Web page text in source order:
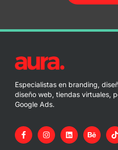
Especialistas en branding,
diseño web, tiendas virtuales,
Google Ads.